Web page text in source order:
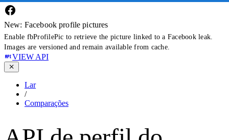
New: Facebook profile pictures
Enable fbProfilePic to retrieve the picture linked to a Facebook leak.
Images are versioned and remain available from cache.
VIEW API
Lar
/
Comparações